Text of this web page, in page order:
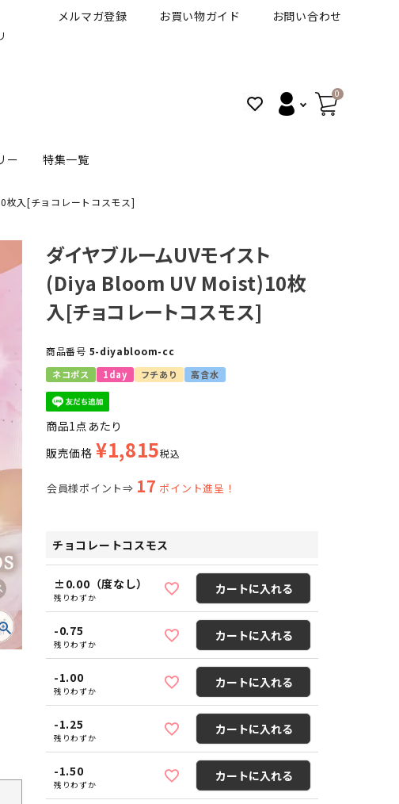
メルマガ登録 お買い物ガイド お問い合わせ
0
シリーズ ピュアアイズワンデー
その他ブランドはこちら
VT
ー 特集一覧
細フチカラコン
入[チョコレートコスモス]
ダイヤブルームUVモイスト
(Diya Bloom UV Moist)10枚
入[チョコレートコスモス]
商品番号 5-diyabloom-cc
ネコポス 1day フチあり 高含水
商品1点あたり
販売価格 ¥1,815税込
会員様ポイント⇒ 17 ポイント進呈！
チョコレートコスモス
±0.00（度なし）
残りわずか
カートに入れる
-0.75
残りわずか
カートに入れる
-1.00
残りわずか
カートに入れる
-1.25
残りわずか
カートに入れる
-1.50
残りわずか
カートに入れる